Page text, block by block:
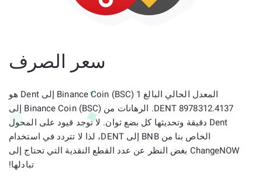
سعر الصرف
المعدل الحالي البالغ 1 Binance Coin (BSC) إلى Dent هو
8978312.4137 DENT. الرهانات من Binance Coin (BSC) إلى
Dent دقيقة وتحديثها كل بضع ثوان. لا توجد قيود على المحول
الخاص بنا من BNB إلى DENT، لذا لا تتردد في استخدام
ChangeNOW بغض النظر عن عدد القطع النقدية التي تحتاج إلى
تبادلها!